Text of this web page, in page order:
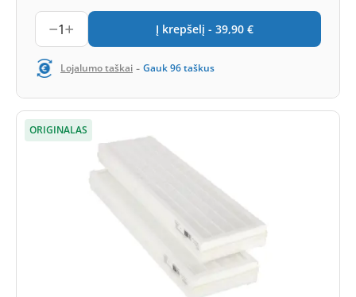
1 Į krepšelį - 39,90 €
Lojalumo taškai - Gauk96taškus
ORIGINALAS